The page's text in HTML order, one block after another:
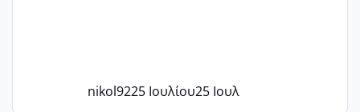
nikol9225 Ιουλίου25 Ιουλ